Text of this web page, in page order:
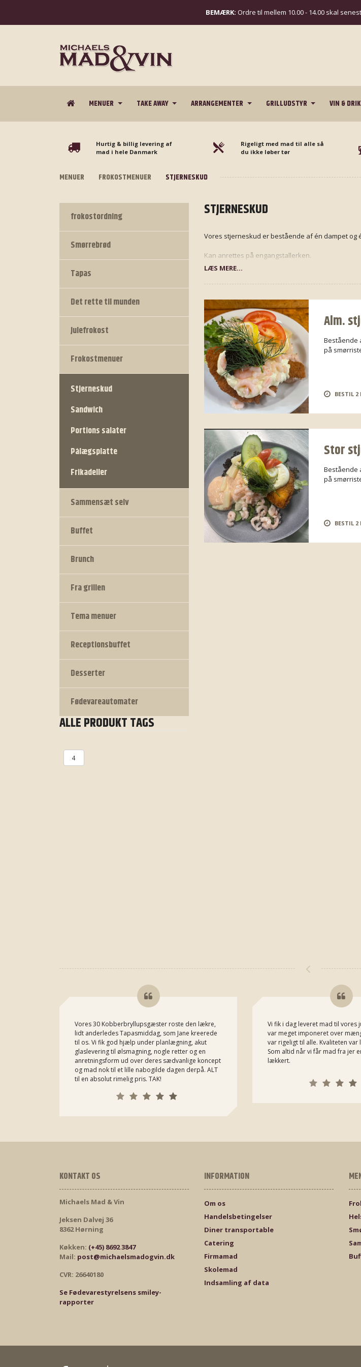
BEMÆRK: Ordre til mellem 10.00 - 14.00 skal
MENUER TAKE AWAY ARRANGEMENTER GRILLUDSTYR VIN &
Hurtig & billig levering af
mad i hele Danmark
Rigeligt med mad til alle så
du ikke løber tør
MENUER FROKOSTMENUER STJERNESKUD
frokostordning
Smørrebrød
Tapas
Det rette til munden
Julefrokost
Frokostmenuer
Stjerneskud
Sandwich
Portions salater
Pålægsplatte
Frikadeller
Sammensæt selv
Buffet
Brunch
Fra grillen
Tema menuer
Receptionsbuffet
Desserter
Fødevareautomater
ALLE PRODUKT TAGS
4
STJERNESKUD
Vores stjerneskud er bestående af én dampet og
Kan anrettes på engangstallerken.
LÆS MERE...
Alm.
Bestående
på
BESTIL 2
Stor
Bestående
på
BESTIL 2
Vores 30 Kobberbryllupsgæster roste den lækre,
lidt anderledes Tapasmiddag, som Jane kreerede
til os. Vi fik god hjælp under planlægning, akut
glaslevering til ølsmagning, nogle retter og en
anretningsform ud over deres sædvanlige koncept
og mad nok til et lille nabogilde dagen derpå. ALT
til en absolut rimelig pris. TAK!
Vi fik i dag leveret mad til vores
var meget imponeret over
var rigeligt til alle. Kvaliteten var
Som altid når vi får mad fra jer
lækkert.
KONTAKT OS
Michaels Mad & Vin
Jeksen Dalvej 36
8362 Hørning
Køkken: (+45) 8692 3847
Mail: post@michaelsmadogvin.dk
CVR: 26640180
Se Fødevarestyrelsens smiley-
rapporter
INFORMATION
Om os
Handelsbetingelser
Diner transportable
Catering
Firmamad
Skolemad
Indsamling af data